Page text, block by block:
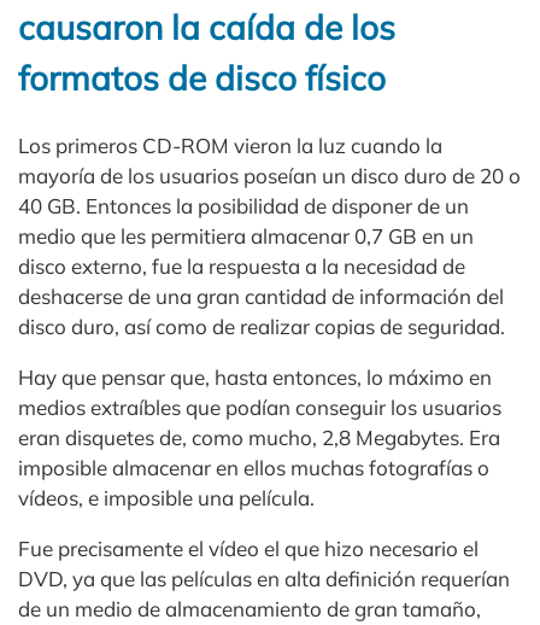
causaron la caída de los
formatos de disco físico
Los primeros CD-ROM vieron la luz cuando la
mayoría de los usuarios poseían un disco duro de 20 o
40 GB. Entonces la posibilidad de disponer de un
medio que les permitiera almacenar 0,7 GB en un
disco externo, fue la respuesta a la necesidad de
deshacerse de una gran cantidad de información del
disco duro, así como de realizar copias de seguridad.
Hay que pensar que, hasta entonces, lo máximo en
medios extraíbles que podían conseguir los usuarios
eran disquetes de, como mucho, 2,8 Megabytes. Era
imposible almacenar en ellos muchas fotografías o
vídeos, e imposible una película.
Fue precisamente el vídeo el que hizo necesario el
DVD, ya que las películas en alta definición requerían
de un medio de almacenamiento de gran tamaño,